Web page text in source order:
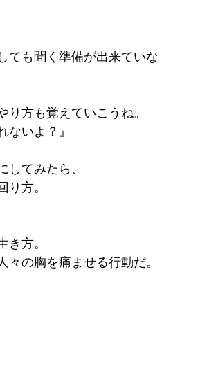
ても聞く準備が出来ていな
方も覚えていこうね。
いよ？』
てみたら、
方。
方。
の胸を痛ませる行動だ。